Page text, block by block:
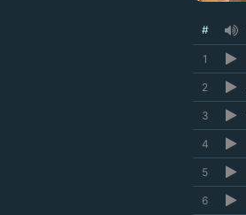
#
1
2
3
4
5
6